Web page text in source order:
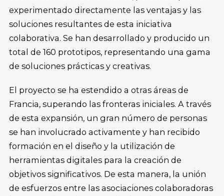
experimentado directamente las ventajas y las
soluciones resultantes de esta iniciativa
colaborativa. Se han desarrollado y producido un
total de 160 prototipos, representando una gama
de soluciones prácticas y creativas.
El proyecto se ha estendido a otras áreas de
Francia, superando las fronteras iniciales. A través
de esta expansión, un gran número de personas
se han involucrado activamente y han recibido
formación en el diseño y la utilización de
herramientas digitales para la creación de
objetivos significativos. De esta manera, la unión
de esfuerzos entre las asociaciones colaboradoras